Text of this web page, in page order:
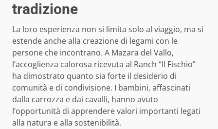
tradizione
La loro esperienza non si limita solo al viaggio, ma si
estende anche alla creazione di legami con le
persone che incontrano. A Mazara del Vallo,
l’accoglienza calorosa ricevuta al Ranch “Il Fischio”
ha dimostrato quanto sia forte il desiderio di
comunità e di condivisione. I bambini, affascinati
dalla carrozza e dai cavalli, hanno avuto
l’opportunità di apprendere valori importanti legati
alla natura e alla sostenibilità.